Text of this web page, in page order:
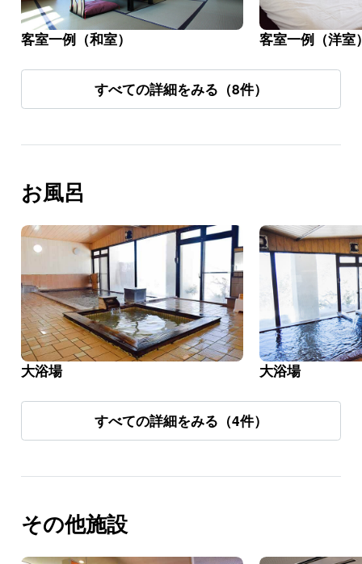
客室一例（和室） 客室一例（洋室
すべての詳細をみる（8件）
お風呂
大浴場 大浴場
すべての詳細をみる（4件）
その他施設